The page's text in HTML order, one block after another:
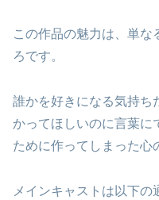
この作品の魅力は、単な
ろです。
誰かを好きになる気持ち
かってほしいのに言葉に
ために作ってしまった心
メインキャストは以下の